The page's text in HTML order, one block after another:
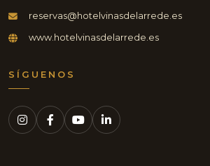
reservas@hotelvinasdelarrede.es
www.hotelvinasdelarrede.es
SÍGUENOS